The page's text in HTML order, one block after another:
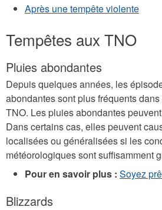
Après une tempête violente
Tempêtes aux TNO
Pluies abondantes
Depuis quelques années, les
abondantes sont plus fréquents
TNO. Les pluies abondantes
Dans certains cas, elles peuvent
localisées ou généralisées si les
météorologiques sont suffisamment
Pour en savoir plus : Soyez
Blizzards